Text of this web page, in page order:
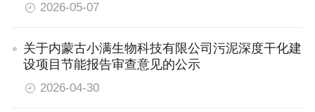
2026-05-07
关于内蒙古小满生物科技有限公司污泥深度干化建
设项目节能报告审查意见的公示
2026-04-30